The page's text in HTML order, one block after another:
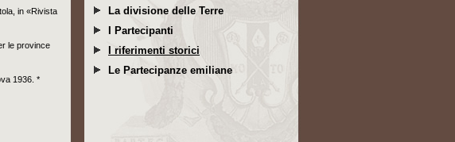
in «Rivista
le province
1936. *
La divisione delle Terre
I Partecipanti
I riferimenti storici
Le Partecipanze emiliane